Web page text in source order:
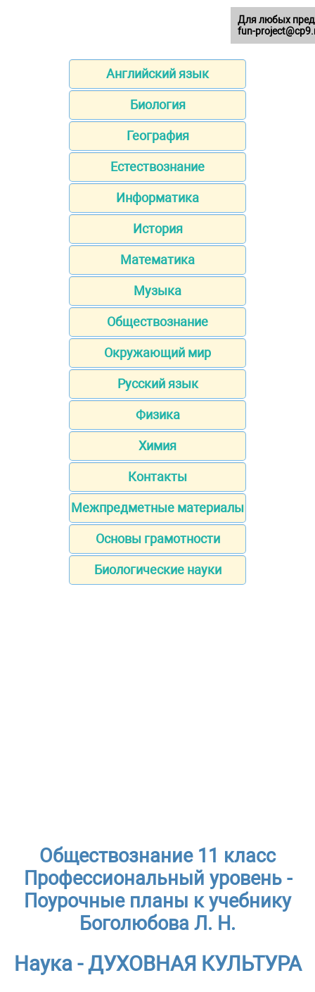
Английский язык
Биология
География
Естествознание
Информатика
История
Математика
Музыка
Обществознание
Окружающий мир
Русский язык
Физика
Химия
Контакты
Межпредметные материалы
Основы грамотности
Биологические науки
Обществознание 11 класс
Профессиональный уровень -
Поурочные планы к учебнику
Боголюбова Л. Н.
Наука - ДУХОВНАЯ КУЛЬТУРА
Для любых
fun-